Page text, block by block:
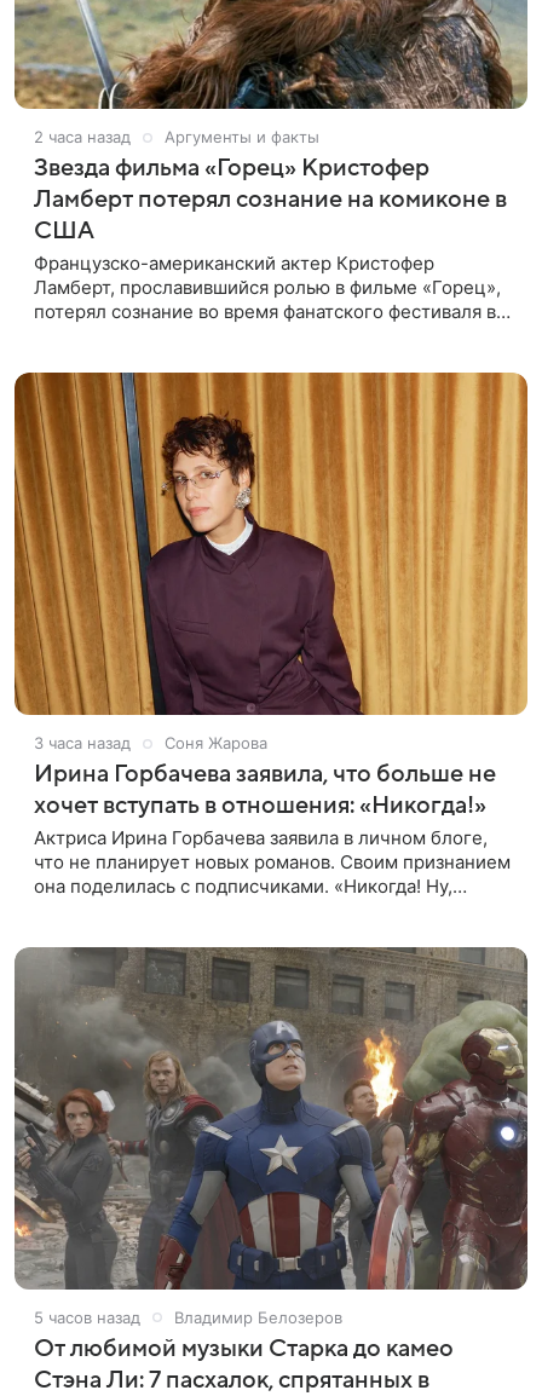
2 часа назад Аргументы и факты
Звезда фильма «Горец» Кристофер
Ламберт потерял сознание на комиконе в
США
Французско-американский актер Кристофер
Ламберт, прославившийся ролью в фильме «Горец»,
потерял сознание во время фанатского фестиваля в
3 часа назад Соня Жарова
Ирина Горбачева заявила, что больше не
хочет вступать в отношения: «Никогда!»
Актриса Ирина Горбачева заявила в личном блоге,
что не планирует новых романов. Своим признанием
она поделилась с подписчиками. «Никогда! Ну,
5 часов назад Владимир Белозеров
От любимой музыки Старка до камео
Стэна Ли: 7 пасхалок, спрятанных в